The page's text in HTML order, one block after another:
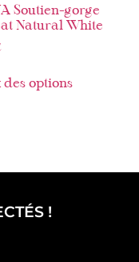
Soutien-gorge
Natural White
des options
!